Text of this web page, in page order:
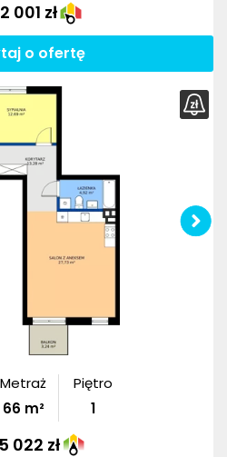
001 zł
o ofertę
Metraż
66 m²
Piętro
1
022 zł